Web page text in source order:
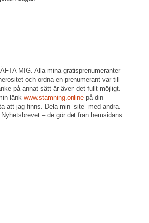
MIG. Alla mina gratisprenumeranter
och ordna en prenumerant var till
på annat sätt är även det fullt möjligt.
länk www.stamning.online på din
att jag finns. Dela min ”site” med andra.
– de gör det från hemsidans